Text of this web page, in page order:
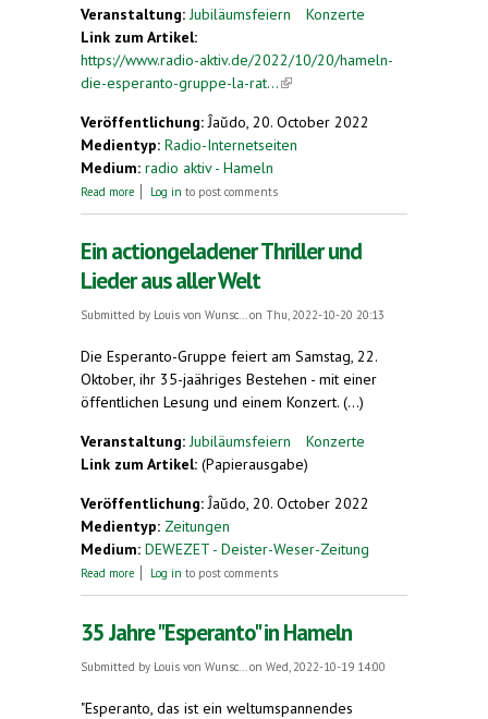
Veranstaltung: Jubiläumsfeiern
Konzerte
Link zum Artikel:
https://www.radio-aktiv.de/2022/10/20/hameln-
die-esperanto-gruppe-la-rat...(link is external)
Veröffentlichung: Ĵaŭdo, 20. October 2022
Medientyp: Radio-Internetseiten
Medium: radio aktiv - Hameln
Read more about Hameln: Die Esperanto-Gruppe „La
Log in to post comments
Ein actiongeladener Thriller und
Lieder aus aller Welt
Submitted by Louis von Wunsc... on Thu, 2022-10-20 20:13
Die Esperanto-Gruppe feiert am Samstag, 22.
Oktober, ihr 35-jaähriges Bestehen - mit einer
öffentlichen Lesung und einem Konzert. (...)
Veranstaltung: Jubiläumsfeiern
Konzerte
Link zum Artikel: (Papierausgabe)
Veröffentlichung: Ĵaŭdo, 20. October 2022
Medientyp: Zeitungen
Medium: DEWEZET - Deister-Weser-Zeitung
Read more about Ein actiongeladener Thriller und Lieder aus
Log in to post comments
35 Jahre "Esperanto" in Hameln
Submitted by Louis von Wunsc... on Wed, 2022-10-19 14:00
"Esperanto, das ist ein weltumspannendes